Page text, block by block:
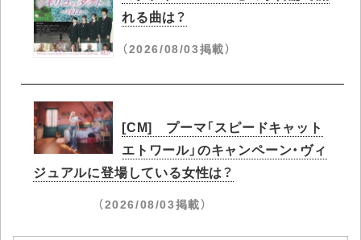
れる曲は？
（2026/08/03掲載）
[CM] プーマ「スピードキャット
エトワール」のキャンペーン・ヴィ
ジュアルに登場している女性は？
（2026/08/03掲載）